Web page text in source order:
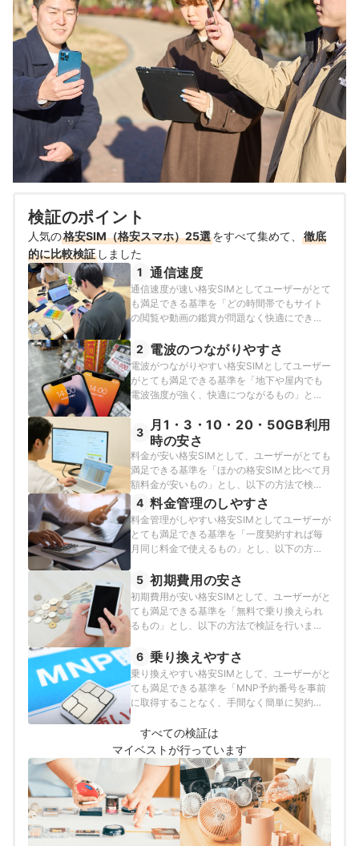
検証のポイント
人気の格安SIM（格安スマホ）25選をすべて集めて、
徹底
的に比較検証 しました
1 通信速度
通信速度が速い格安SIMとしてユーザーがとて
も満足できる基準を「どの時間帯でもサイト
の閲覧や動画の鑑賞が問題なく快適にできる
の検証を行いました。2026年4月9〜10日・5
月14～15日・6月11・16日に測定した実測値
の情報をもとに調査・評価しています。
2 電波のつながりやすさ
電波がつながりやすい格安SIMとしてユーザー
がとても満足できる基準を「地下や屋内でも
電波強度が強く、快適につながるもの」と
した。2025年7月24日に記録した実測値の情
報をもとに調査・評価しています。
3 月1・3・10・20・50GB利用
時の安さ
料金が安い格安SIMとして、ユーザーがとても
満足できる基準を「ほかの格安SIMと比べて月
額料金が安いもの」とし、以下の方法で検証
を行いました。なお、デフォルトで表示され
る「おすすめ順」のランキングは、最も利用
者が多いとされている3GB使えるプランの料
金で作成しています。2026年7月2日時点の情
報をもとに検証を行っています。
4 料金管理のしやすさ
料金管理がしやすい格安SIMとしてユーザーが
とても満足できる基準を「一度契約すれば毎
月同じ料金で使えるもの」とし、以下の方法
5 初期費用の安さ
初期費用が安い格安SIMとして、ユーザーがと
ても満足できる基準を「無料で乗り換えられ
るもの」とし、以下の方法で検証を行いまし
ぞれのサービスでNo.1表示をしています。
2026年7月2日時点の情報をもとに検証を行っ
ています。
6 乗り換えやすさ
乗り換えやすい格安SIMとして、ユーザーがと
ても満足できる基準を「MNP予約番号を事前
に取得することなく、手間なく簡単に契約で
した。なお、スコアが同率1位である場合、そ
れぞれのサービスでNo.1表示をしています。
すべての検証は
マイベストが行っています